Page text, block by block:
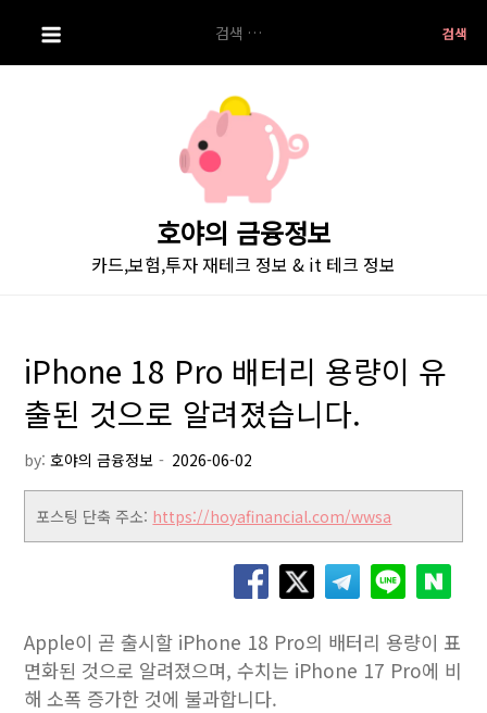
i
색:
호야의 금융정보
카드,보험,투자 재테크 정보 & it 테크 정보
iPhone 18 Pro 배터리 용량이 유
출된 것으로 알려졌습니다.
by:호야의 금융정보
포스팅 단축 주소: https://hoyafinancial.com/wwsa
Apple이 곧 출시할 iPhone 18 Pro의 배터리 용량이 표
면화된 것으로 알려졌으며, 수치는 iPhone 17 Pro에 비
해 소폭 증가한 것에 불과합니다.